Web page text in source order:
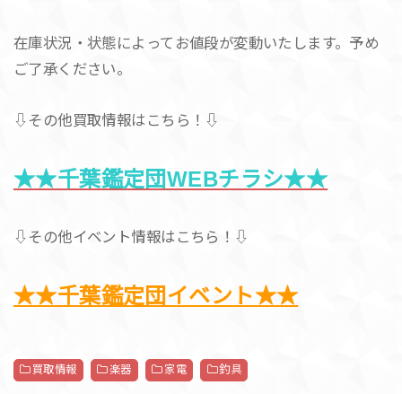
在庫状況・状態によってお値段が変動いたします。予め
ご了承ください。
⇩その他買取情報はこちら！⇩
★★千葉鑑定団WEBチラシ★★
⇩その他イベント情報はこちら！⇩
★★千葉鑑定団イベント★★
買取情報 楽器 家電 釣具